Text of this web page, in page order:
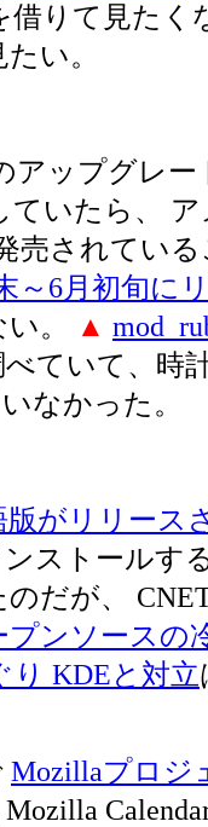
借りて見たく
たい。
アップグレー
ていたら、
売されてい
～6月初旬に
。 ▲
ていて、時
なかった。
版がリリース
ストールす
だが、
ンソースの
り KDEと対立
Mozillaプロジ
Mozilla